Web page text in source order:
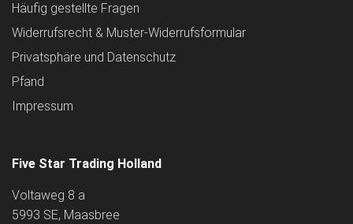
Häufig gestellte Fragen
Widerrufsrecht & Muster-Widerrufsformular
Privatsphäre und Datenschutz
Pfand
Impressum
Five Star Trading Holland
Voltaweg 8 a
5993 SE, Maasbree